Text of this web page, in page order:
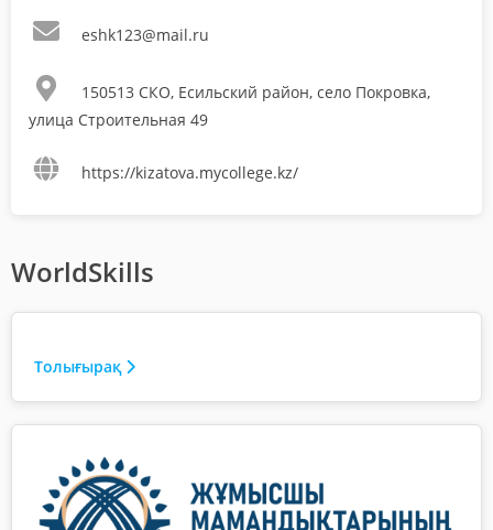
eshk123@mail.ru
150513 СКО, Есильский район, село Покровка,
улица Строительная 49
https://kizatova.mycollege.kz/
WorldSkills
Толығырақ